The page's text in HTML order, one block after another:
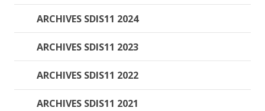
ARCHIVES SDIS11 2024
ARCHIVES SDIS11 2023
ARCHIVES SDIS11 2022
ARCHIVES SDIS11 2021